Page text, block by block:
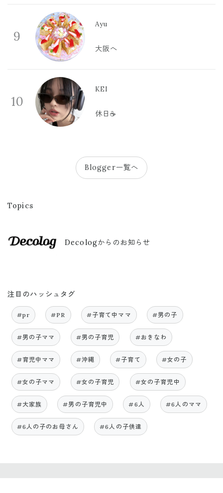
9
Ayu
大阪へ
10
KEI
休日☕️
Blogger一覧へ
Topics
Decologからのお知らせ
注目のハッシュタグ
#pr #PR #子育て中ママ #男の子
#男の子ママ #男の子育児 #おきなわ
#育児中ママ #沖縄 #子育て #女の子
#女の子ママ #女の子育児 #女の子育児中
#大家族 #男の子育児中 #6人 #6人のママ
#6人の子のお母さん #6人の子供達